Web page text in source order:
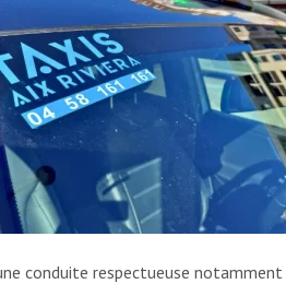
conduite respectueuse notamment